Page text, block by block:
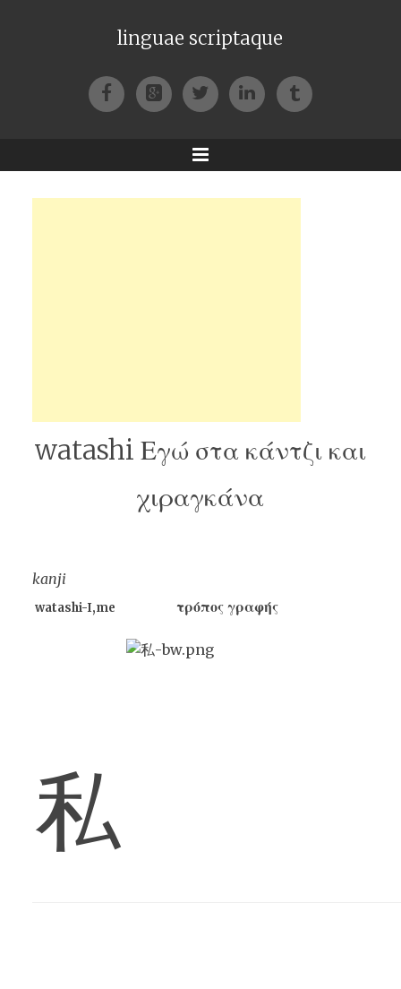
linguae scriptaque
FacebookGoogle+TwitterLinkedIn
Tumblr
Menu
watashi Εγώ στα κάντζι και
χιραγκάνα
kanji
watashi-I,me
私
τρόπος γραφής